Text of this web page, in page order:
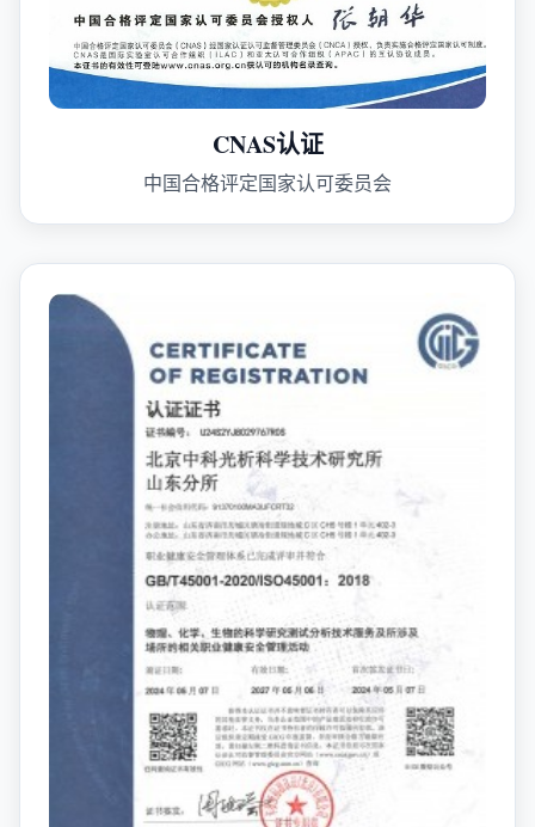
CNAS认证
中国合格评定国家认可委员会